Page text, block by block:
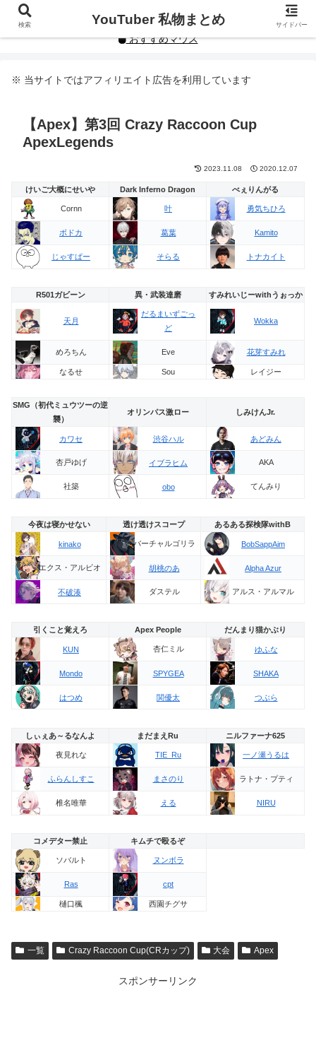
YouTuberや人気インフルエンサーの私物まとめです。
おすすめマウス
※ 当サイトではアフィリエイト広告を利用しています
【Apex】第3回 Crazy Raccoon Cup
ApexLegends
2023.11.08 2020.12.07
けいご大概にせいや Dark Inferno Dragon べぇりんがる
Cornn 叶 勇気ちひろ
ボドカ 葛葉 Kamito
じゃすぱー そらる トナカイト
R501ガビーン 異・武装達磨 すみれいじーwithうぉっか
天月
だるまいずごっ
ど
Wokka
めろちん Eve 花芽すみれ
なるせ Sou レイジー
SMG（初代ミュウツーの逆
襲）
オリンパス激ロー しみけんJr.
カワセ 渋谷ハル あどみん
杏戸ゆげ イブラヒム AKA
社築 obo てんみり
今夜は寝かせない 透け透けスコープ あるある探検隊withB
kinako バーチャルゴリラ BobSappAim
エクス・アルビオ 胡桃のあ Alpha Azur
不破湊 ダステル アルス・アルマル
引くこと覚えろ Apex People だんまり猫かぶり
KUN 杏仁ミル ゆふな
Mondo SPYGEA SHAKA
はつめ 関優太 つぶら
しぃぇあ～るなんよ まだまえRu ニルファーナ625
夜見れな TIE_Ru 一ノ瀬うるは
ふらんしすこ まさのり ラトナ・プティ
椎名唯華 える NIRU
コメデター禁止 キムチで殴るぞ
ソバルト ヌンボラ
Ras cpt
樋口楓 西園チグサ
一覧 Crazy Raccoon Cup(CRカップ) 大会 Apex
スポンサーリンク
検索 YouTuber 私物まとめ サイドバー